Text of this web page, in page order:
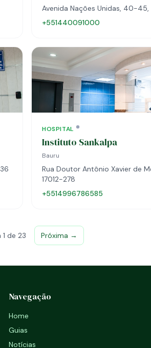
Avenida Nações Unidas, 40-45,
+551440091000
HOSPITAL
Instituto Sankalpa
Bauru
Rua Doutor Antônio Xavier de
17012-278
+5514996786585
1 de 23 Próxima →
Navegação
Home
Guias
Notícias